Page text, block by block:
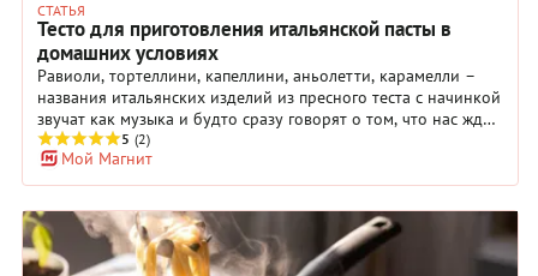
СТАТЬЯ
Тесто для приготовления итальянской пасты в
домашних условиях
Равиоли, тортеллини, капеллини, аньолетти, карамелли –
названия итальянских изделий из пресного теста c начинкой
звучат как музыка и будто сразу говорят о том, что нас ждет
изысканное, красивое блюдо. Правда, большинство
любителей фаршированной пасты никогда не пробовали
приготовить ее дома. И зря: это не очень сложно, а процесс
так же приятен, как результат. Предлагаем пройти наш
краткий курс и угостить близких свежими домашними
равиоли.
5 (2)
Мой Магнит